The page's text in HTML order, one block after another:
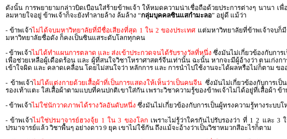
ดังนั้น การพยายามกล่าวบิดเบือนใส่ร้ายข้าพเจ้า ให้หมดความน่าเชื่อถือด้วยประการต่างๆ นานา
ลมหายใจอยู่ ข้าพเจ้าก็จะยังทำลายล้าง ล้มล้าง “กลุ่มบุคคลซินแสกำมะลอ” อยู่ดี แม้ว่า
- ข้าพเจ้าไม่ได้จบมหาวิทยาลัยที่มีชื่อเสียงที่สุด 1 ใน 2 ของประเทศแต่มหาวิทยาลัยที่ข้าพเจ้าจบก็มี
มหาวิทยาลัยชื่อดัง ก็คงเป็นซินแสระดับโลกทุกคน
- ข้าพเจ้าไม่ได้ทำแผนการตลาด และ ส่งเข้าประกวดจนได้รับรางวัลที่หนึ่งซึ่งมันไม่เกี่ยวข้องกับการ
เพื่อช่วยเหลือผู้เดือดร้อน และ ผู้ที่สนใจวิชาโหราศาสตร์จีนเท่านั้น ฉะนั้น หากจะมีผู้อ้างว่า ตนเก่ง
เข้าใจผิด และ คลาดเคลื่อน โดยไม่สนใจว่า หลักการ และ การนำไปใช้งานจะได้ผลหรือไม่ก็ตาม
- ข้าพเจ้าไม่ได้แต่งกายด้วยเสื้อผ้าที่เป็นการแสดงให้เห็นว่าเป็นคนจีน ซึ่งมันไม่เกี่ยวข้องกับการเป็
รองเท้าแตะ ใส่เสื้อผ้าตามแบบที่คนปกติเขาใส่กัน เพราะวิชาความรู้ของข้าพเจ้าไม่ได้อยู่ที่เสื้อผ้า
- ข้าพเจ้าไม่ใช่นักวาดภาพได้รางวัลอันดับหนึ่ง ซึ่งมันไม่เกี่ยวข้องกับการเป็นผู้ทรงความรู้ทางระบบ
- ข้าพเจ้าไม่ใช่ปรมาจารย์ฮวงจุ้ย 1 ใน 3 ของโลก เพราะไม่รู้ว่าใครกันไปรับรองว่า ที่ 1 2 และ
ปรมาจารย์แล้ว วิชาพื้นๆ อย่างดาว 9 ยุค เขาไม่ใช้กัน ถึงแม้จะอ้างว่าเป็นวิชาหมวกสีอะไรก็ตาม